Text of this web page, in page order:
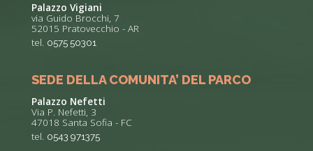
Palazzo Vigiani
via Guido Brocchi, 7
52015 Pratovecchio - AR
tel. 0575 50301
SEDE DELLA COMUNITA’ DEL PARCO
Palazzo Nefetti
Via P. Nefetti, 3
47018 Santa Sofia - FC
tel. 0543 971375